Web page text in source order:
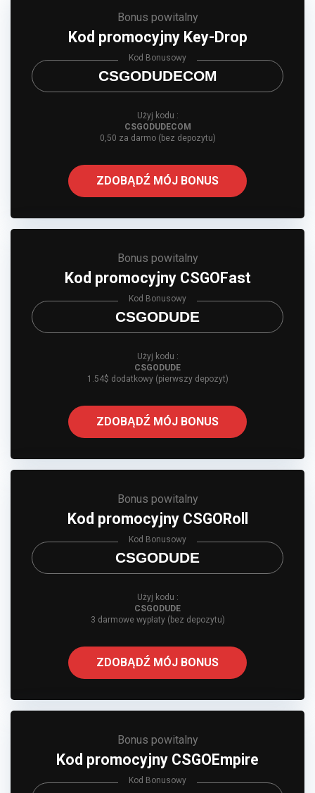
Bonus powitalny
Kod promocyjny Key-Drop
CSGODUDECOM
Kod Bonusowy
Użyj kodu :
CSGODUDECOM
0,50 za darmo (bez depozytu)
ZDOBĄDŹ MÓJ BONUS
Bonus powitalny
Kod promocyjny CSGOFast
CSGODUDE
Kod Bonusowy
Użyj kodu :
CSGODUDE
1.54$ dodatkowy (pierwszy depozyt)
ZDOBĄDŹ MÓJ BONUS
Bonus powitalny
Kod promocyjny CSGORoll
CSGODUDE
Kod Bonusowy
Użyj kodu :
CSGODUDE
3 darmowe wypłaty (bez depozytu)
ZDOBĄDŹ MÓJ BONUS
Bonus powitalny
Kod promocyjny CSGOEmpire
Kod Bonusowy